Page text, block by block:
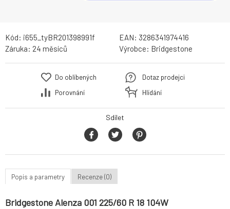
Kód: i655_tyBR201398991f EAN: 3286341974416
Záruka: 24 měsíců Výrobce: Bridgestone
Do oblíbených
Porovnání
Dotaz prodejci
Hlídání
Sdílet
Popis a parametry Recenze (0)
Bridgestone Alenza 001 225/60 R 18 104W